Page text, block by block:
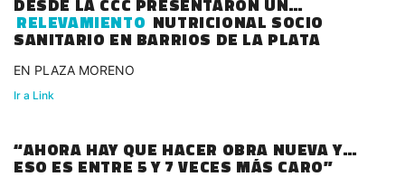
DESDE LA CCC PRESENTARON UN
RELEVAMIENTO NUTRICIONAL SOCIO
SANITARIO EN BARRIOS DE LA PLATA
EN PLAZA MORENO
Ir a Link
“AHORA HAY QUE HACER OBRA NUEVA Y
ESO ES ENTRE 5 Y 7 VECES MÁS CARO”